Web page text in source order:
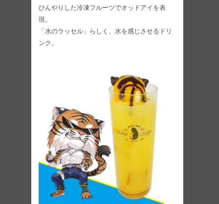
ひんやりした冷凍フルーツでオッドアイを表
現。
「水のラッセル」らしく、水を感じさせるドリ
ンク。